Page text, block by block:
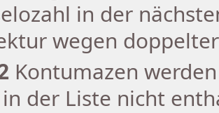
in der
wegen
Kontumazen
der Liste nicht